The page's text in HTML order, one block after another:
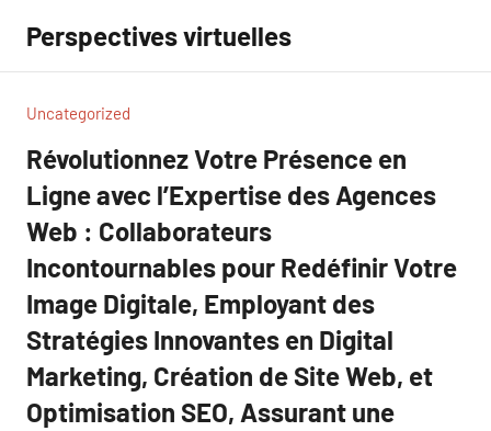
contenu
Perspectives virtuelles
Uncategorized
Révolutionnez Votre Présence en
Ligne avec l’Expertise des Agences
Web : Collaborateurs
Incontournables pour Redéfinir Votre
Image Digitale, Employant des
Stratégies Innovantes en Digital
Marketing, Création de Site Web, et
Optimisation SEO, Assurant une